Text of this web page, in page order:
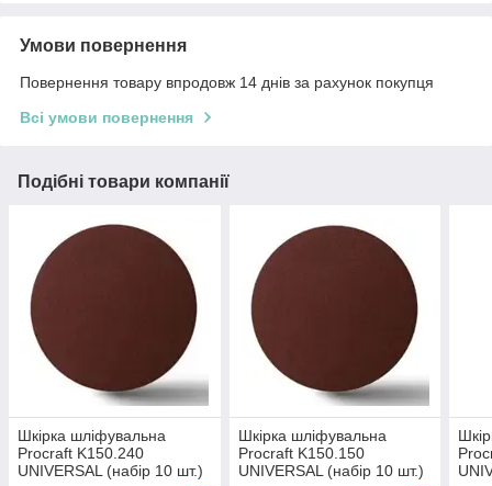
Умови повернення
Повернення товару впродовж 14 днів за рахунок покупця
Всі умови повернення
Подібні товари компанії
Шкірка шліфувальна
Procraft K150.240
UNIVERSAL (набір 10 шт.)
Шкірка шліфувальна
Procraft K150.150
UNIVERSAL (набір 10 шт.)